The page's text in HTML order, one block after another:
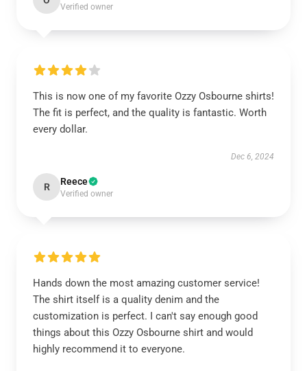
Verified owner
This is now one of my favorite Ozzy Osbourne shirts!
The fit is perfect, and the quality is fantastic. Worth
every dollar.
Dec 6, 2024
R Reece
Verified owner
Hands down the most amazing customer service!
The shirt itself is a quality denim and the
customization is perfect. I can't say enough good
things about this Ozzy Osbourne shirt and would
highly recommend it to everyone.